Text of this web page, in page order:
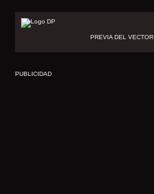
PREVIA DEL VECTOR
PUBLICIDAD